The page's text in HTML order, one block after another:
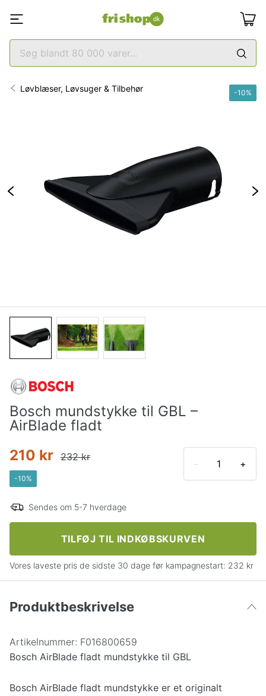
Løvblæser, Løvsuger & Tilbehør -10%
Bosch mundstykke til GBL –
AirBlade fladt
210 kr 232 kr
-10%
+
Sendes om 5-7 hverdage
TILFØJ TIL INDKØBSKURVEN
Vores laveste pris de sidste 30 dage før kampagnestart: 232 kr
Produktbeskrivelse
Artikelnummer: F016800659
Bosch AirBlade fladt mundstykke til GBL
Bosch AirBlade fladt mundstykke er et originalt